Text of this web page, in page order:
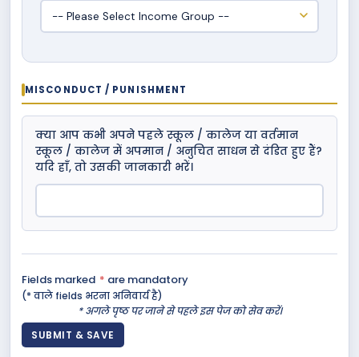
MISCONDUCT / PUNISHMENT
क्या आप कभी अपने पहले स्कूल / कालेज या वर्तमान
स्कूल / कालेज में अपमान / अनुचित साधन से दंडित हुए हैं?
यदि हाँ, तो उसकी जानकारी भरें।
Fields marked * are mandatory
(* वाले fields भरना अनिवार्य है)
* अगले पृष्ठ पर जाने से पहले इस पेज को सेव करें।